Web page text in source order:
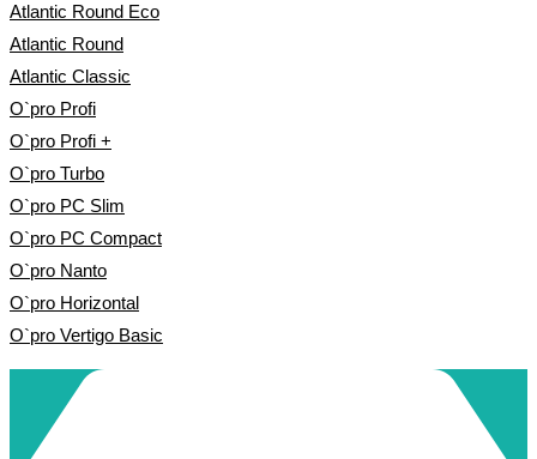
Atlantic Round Eco
Atlantic Round
Atlantic Classic
O`pro Profi
O`pro Profi +
O`pro Turbo
O`pro PC Slim
O`pro PC Compact
O`pro Nanto
O`pro Horizontal
O`pro Vertigo Basic